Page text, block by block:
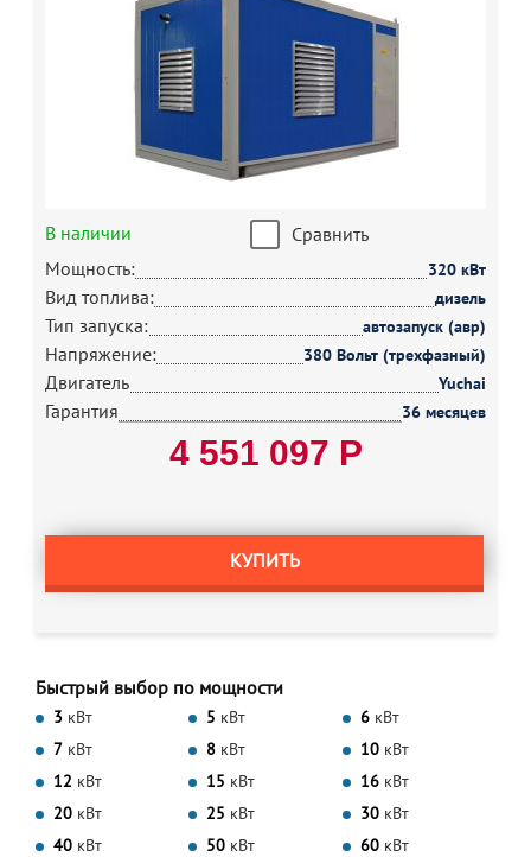
В наличии
Сравнить
Мощность:
320 кВт
Вид топлива: дизель
Тип запуска: автозапуск (авр)
Напряжение: 380 Вольт (трехфазный)
Двигатель Yuchai
Гарантия 36 месяцев
4 551 097 Р
КУПИТЬ
Быстрый выбор по мощности
3 кВт 5 кВт 6 кВт
7 кВт 8 кВт 10 кВт
12 кВт 15 кВт 16 кВт
20 кВт 25 кВт 30 кВт
40 кВт 50 кВт 60 кВт